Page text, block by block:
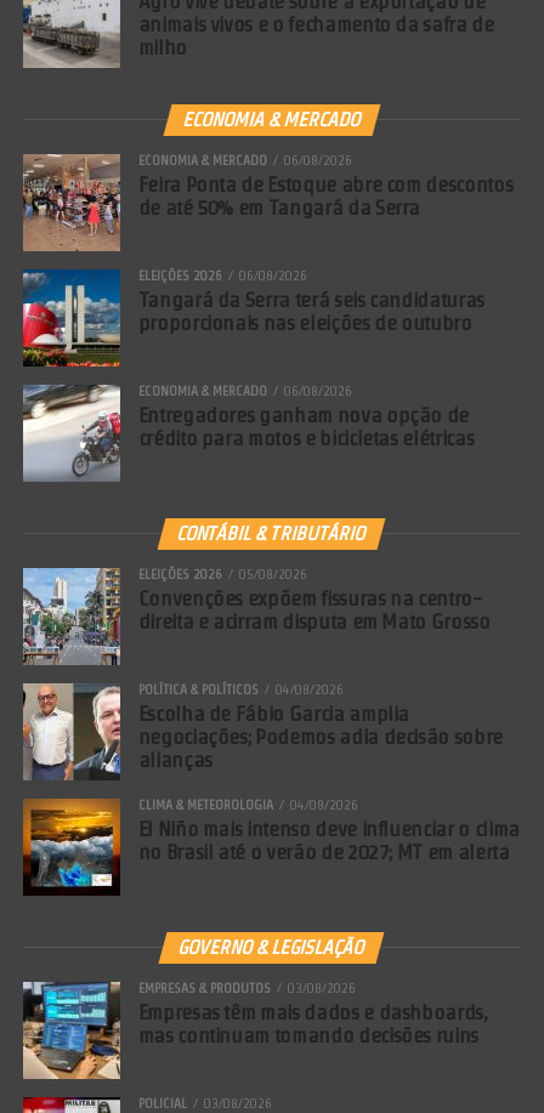
animais vivos e o fechamento da safra de
milho
ECONOMIA & MERCADO
ECONOMIA & MERCADO 06/08/2026
Feira Ponta de Estoque abre com descontos
de até 50% em Tangará da Serra
ELEIÇÕES 2026 06/08/2026
Tangará da Serra terá seis candidaturas
proporcionais nas eleições de outubro
ECONOMIA & MERCADO 06/08/2026
Entregadores ganham nova opção de
crédito para motos e bicicletas elétricas
CONTÁBIL & TRIBUTÁRIO
ELEIÇÕES 2026 05/08/2026
Convenções expõem fissuras na centro-
direita e acirram disputa em Mato Grosso
POLÍTICA & POLÍTICOS 04/08/2026
Escolha de Fábio Garcia amplia
negociações; Podemos adia decisão sobre
alianças
CLIMA & METEOROLOGIA 04/08/2026
El Niño mais intenso deve influenciar o clima
no Brasil até o verão de 2027; MT em alerta
GOVERNO & LEGISLAÇÃO
EMPRESAS & PRODUTOS 03/08/2026
Empresas têm mais dados e dashboards,
mas continuam tomando decisões ruins
POLICIAL 03/08/2026